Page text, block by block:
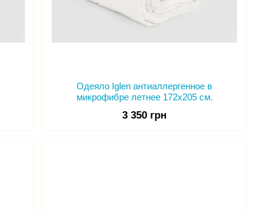
людей болеющих ревматизмом, остеохондрозом и
продукцииТМ Iglenкак для частных лиц, так
детских учреждений, спортивных интернатов и
Одеяло Iglen антиаллергенное в
микрофибре летнее 172х205 см.
3 350 грн